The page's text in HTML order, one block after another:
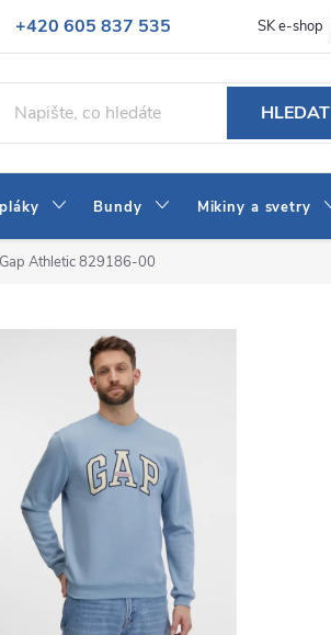
+420 605 837 535
info@jeans-shop.cz
podmínky Naše prodejna Blog
SK e-shop
HLEDAT
Bundy Mikiny a svetry
Athletic 829186-00